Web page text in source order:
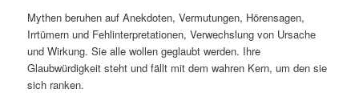
Mythen beruhen auf Anekdoten, Vermutungen, Hörensagen,
Irrtümern und Fehlinterpretationen, Verwechslung von Ursache
und Wirkung. Sie alle wollen geglaubt werden. Ihre
Glaubwürdigkeit steht und fällt mit dem wahren Kern, um den sie
sich ranken.